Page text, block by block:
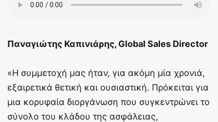
Παναγιώτης Καπινιάρης, Global Sales Director
«Η συμμετοχή μας ήταν, για ακόμη μία χρονιά,
εξαιρετικά θετική και ουσιαστική. Πρόκειται για
μια κορυφαία διοργάνωση που συγκεντρώνει το
σύνολο του κλάδου της ασφάλειας,